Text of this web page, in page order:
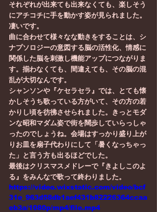
それぞれが出来ても出来なくても、楽しそう
にアチコチに手を動かす姿が見られました。
凄いです。
曲に合わせて様々なな動きをすることは、シ
ナプソロジーの意図する脳の活性化、情感に
関係した脳を刺激し機能アップにつながりま
す。揃わなくても、間違えても、その脳の混
乱が大切なんです。
シャンソンや『ケセラセラ』では、とても懐
かしそうち歌っている方がいて、その方の若
かりし頃を彷彿させられました。きっとモダ
ンな昭和マダム姿で街を闊歩していらっしゃ
ったのでしょうね。会場はすっかり盛り上が
りお皿を扇子代わりにして「暑くなっちゃっ
た」と言う方も出るほどでした。
最後はクリスマスメドレーで『きよしこのよ
る』をみんなで歌って終わりました。
https://video.wixstatic.com/video/bcf
31e_963d58db1aef431b82226364ccaa
eb3a/1080p/mp4/file.mp4